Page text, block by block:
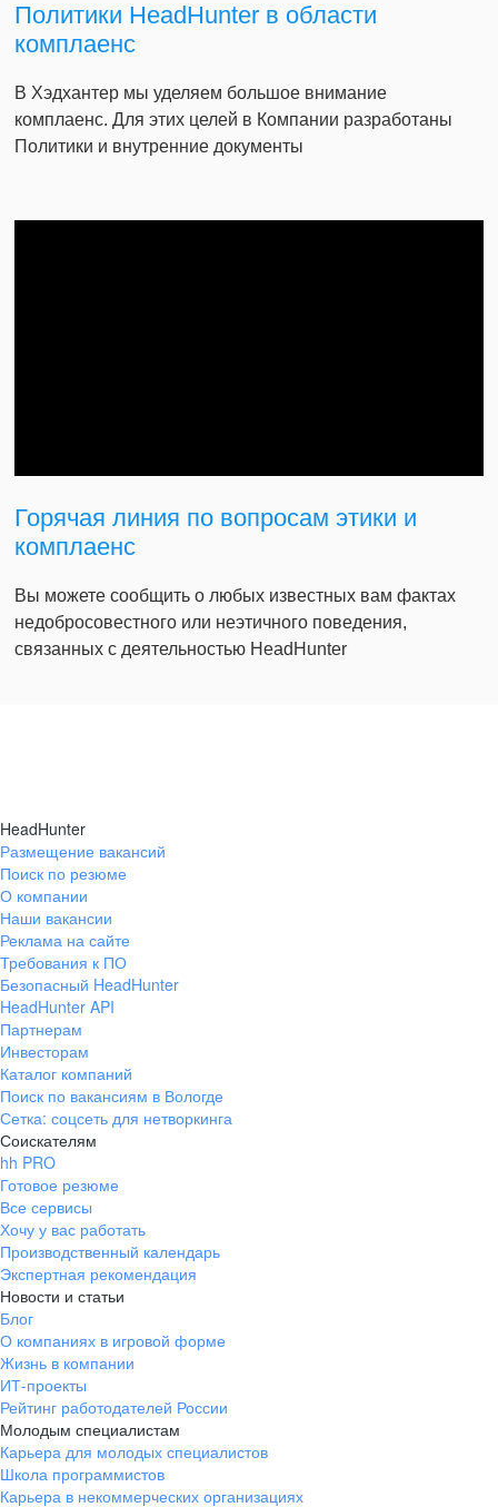
Политики HeadHunter в области
комплаенс
В Хэдхантер мы уделяем большое внимание
комплаенс. Для этих целей в Компании разработаны
Политики и внутренние документы
Горячая линия по вопросам этики и
комплаенс
Вы можете сообщить о любых известных вам фактах
недобросовестного или неэтичного поведения,
связанных с деятельностью HeadHunter
HeadHunter
Размещение вакансий
Поиск по резюме
О компании
Наши вакансии
Реклама на сайте
Требования к ПО
Безопасный HeadHunter
HeadHunter API
Партнерам
Инвесторам
Каталог компаний
Поиск по вакансиям в Вологде
Сетка: соцсеть для нетворкинга
Соискателям
hh PRO
Готовое резюме
Все сервисы
Хочу у вас работать
Производственный календарь
Экспертная рекомендация
Новости и статьи
Блог
О компаниях в игровой форме
Жизнь в компании
ИТ-проекты
Рейтинг работодателей России
Молодым специалистам
Карьера для молодых специалистов
Школа программистов
Карьера в некоммерческих организациях